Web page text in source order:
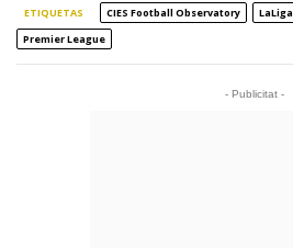
ETIQUETAS CIES Football Observatory LaLiga
Premier League
- Publicitat -